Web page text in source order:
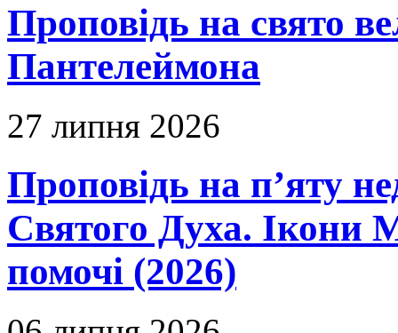
Проповідь на свято
Пантелеймона
27 липня 2026
Проповідь на п’яту
Святого Духа. Ікони
помочі (2026)